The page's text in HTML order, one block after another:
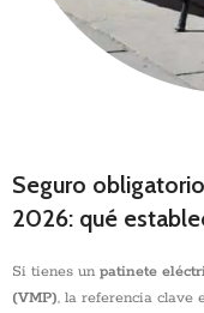
Seguro
2026: qué
Si tienes un patinete
(VMP), la referencia clave